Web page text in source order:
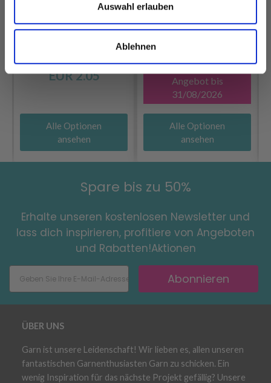
Auswahl erlauben
Ablehnen
EUR 2.05
Alle Optionen
ansehen
EUR 3.55EUR 4.75
Angebot bis
31/08/2026
Alle Optionen
ansehen
Spare bis zu 50%
Erhalte unseren kostenlosen Newsletter und
lass dich inspirieren, profitiere von Angeboten
und Rabatten!Aktionen
Abonnieren
ÜBER UNS
Garn ist unsere Leidenschaft! Wir lieben es, allen unseren
fantastischen Garnenthusiasten Garn zu schicken. Ein
wenig Inspiration für das nächste Projekt gefällig? Unsere